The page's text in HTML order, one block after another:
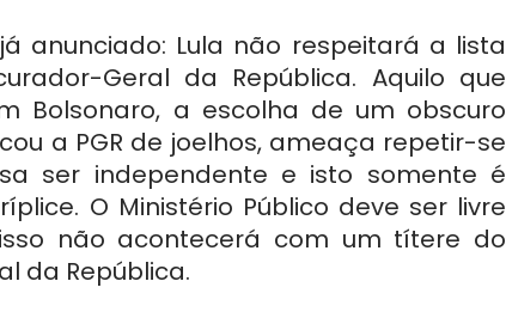
anunciado: Lula não respeitará a lista
Geral da República. Aquilo que
Bolsonaro, a escolha de um obscuro
a PGR de joelhos, ameaça repetir-se
ser independente e isto somente é
O Ministério Público deve ser livre
não acontecerá com um títere do
da República.